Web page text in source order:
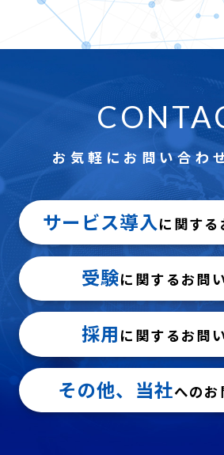
お気軽にお問い合わ
サービス導入に関す
受験に関するお問
採用 に関するお問
その他、当社へのお